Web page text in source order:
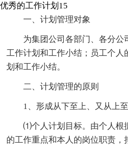
优秀的工作计划15
一、计划管理对象
为集团公司各部门、各分公
工作计划和工作小结；员工个人
划和工作小结。
二、计划管理的原则
1、形成从下至上、又从上
⑴个人计划目标。由个人根
的工作重点和本人的岗位职责，